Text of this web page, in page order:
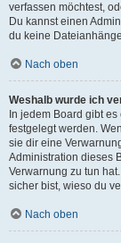
verfassen möchtest,
Du kannst einen
du keine
Nach oben
Weshalb wurde ich
In jedem Board gibt
festgelegt werden.
sie dir eine
Administration dieses
Verwarnung zu tun
sicher bist, wieso du
Nach oben